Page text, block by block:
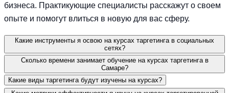
бизнеса. Практикующие специалисты расскажут о своем
опыте и помогут влиться в новую для вас сферу.
Какие инструменты я освою на курсах таргетинга в социальных
сетях?
Сколько времени занимает обучение на курсах таргетинга в
Самаре?
Какие виды таргетинга будут изучены на курсах?